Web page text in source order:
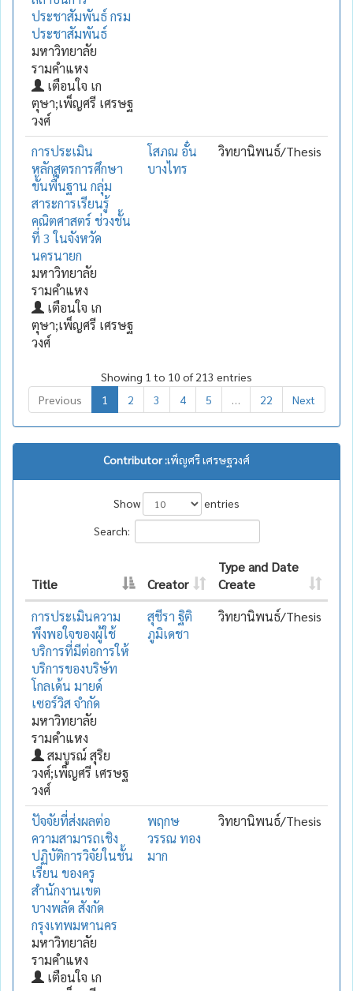
ประชาสัมพันธ์ กรม
ประชาสัมพันธ์
มหาวิทยาลัย
รามคำแหง
เตือนใจ เก
ตุษา;เพ็ญศรี เศรษฐ
วงศ์
การประเมิน
หลักสูตรการศึกษา
ขั้นพื้นฐาน กลุ่ม
สาระการเรียนรู้
คณิตศาสตร์ ช่วงชั้น
ที่ 3 ในจังหวัด
นครนายก
มหาวิทยาลัย
รามคำแหง
เตือนใจ เก
ตุษา;เพ็ญศรี เศรษฐ
วงศ์
โสภณ อั๋น
บางไทร
วิทยานิพนธ์/Thesis
Showing 1 to 10 of 213 entries
Previous
1 2 3 4 5 22 Next
Contributor :เพ็ญศรี เศรษฐวงศ์
Show
entries
Search:
Title Creator
Type and Date
Create
การประเมินความ
พึงพอใจของผู้ใช้
บริการที่มีต่อการให้
บริการของบริษัท
โกลเด้น มายด์
เซอร์วิส จำกัด
มหาวิทยาลัย
รามคำแหง
สมบูรณ์ สุริย
วงศ์;เพ็ญศรี เศรษฐ
วงศ์
สุชีรา ฐิติ
ภูมิเดชา
วิทยานิพนธ์/Thesis
ปัจจัยที่ส่งผลต่อ
ความสามารถเชิง
ปฏิบัติการวิจัยในชั้น
เรียน ของครู
สำนักงานเขต
บางพลัด สังกัด
กรุงเทพมหานคร
มหาวิทยาลัย
รามคำแหง
เตือนใจ เก
พฤกษ
วรรณ ทอง
มาก
วิทยานิพนธ์/Thesis